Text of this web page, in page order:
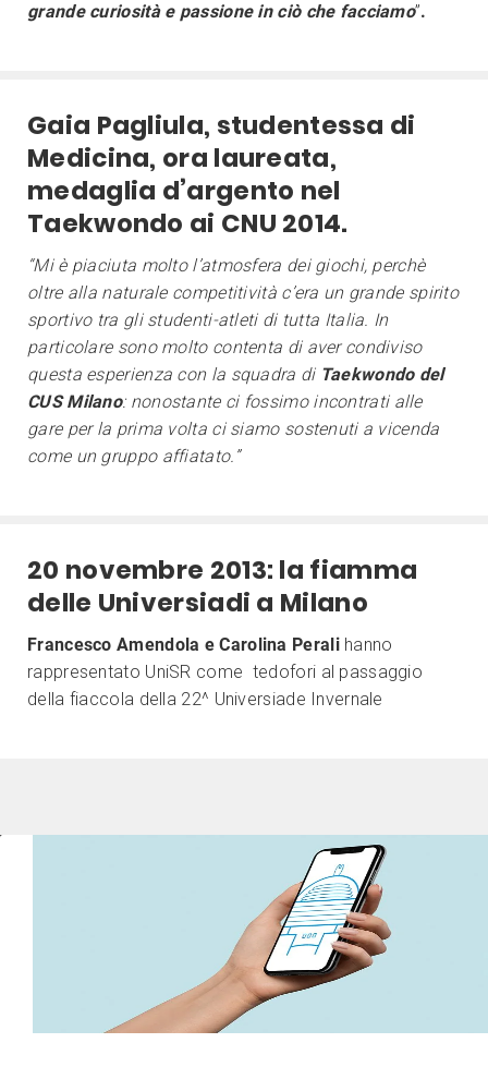
grande curiosità e passione in ciò che facciamo”.
Gaia Pagliula, studentessa di
Medicina, ora laureata,
medaglia d’argento nel
Taekwondo ai CNU 2014.
“Mi è piaciuta molto l’atmosfera dei giochi, perchè
oltre alla naturale competitività c’era un grande spirito
sportivo tra gli studenti-atleti di tutta Italia. In
particolare sono molto contenta di aver condiviso
questa esperienza con la squadra di Taekwondo del
CUS Milano: nonostante ci fossimo incontrati alle
gare per la prima volta ci siamo sostenuti a vicenda
come un gruppo affiatato.”
20 novembre 2013: la fiamma
delle Universiadi a Milano
Francesco Amendola e Carolina Perali hanno
rappresentato UniSR come tedofori al passaggio
della fiaccola della 22^ Universiade Invernale